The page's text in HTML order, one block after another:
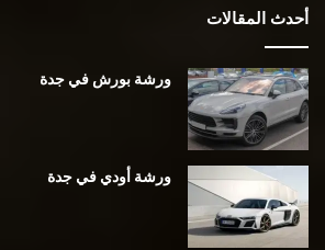
أحدث المقالات
ورشة بورش في جدة
ورشة أودي في جدة